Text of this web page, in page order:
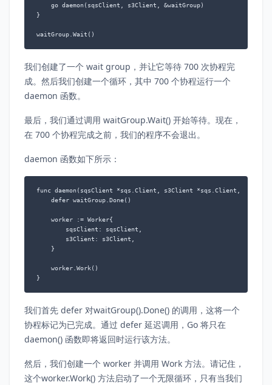
    go daemon(sqsClient, s3Client, &waitGroup)
}
我们创建了一个 wait group，并让它等待 700 次协程完
成。然后我们创建一个循环，其中 700 个协程运行一个
daemon 函数。
最后，我们通过调用 waitGroup.Wait() 开始等待。现在，
在 700 个协程完成之前，我们的程序不会退出。
daemon 函数如下所示：
func daemon(sqsClient *sqs.Client, s3Client *sqs.Client,
    defer waitGroup.Done()
    worker := Worker{
        sqsClient: sqsClient,
        s3Client: s3Client,
    }
    worker.Work()
我们首先 defer 对waitGroup().Done() 的调用，这将一个
协程标记为已完成。通过 defer 延迟调用，Go 将只在
daemon() 函数即将返回时运行该方法。
然后，我们创建一个 worker 并调用 Work 方法。请记住，
这个worker.Work() 方法启动了一个无限循环，只有当我们